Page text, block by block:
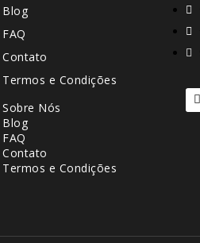
Blog
FAQ
Contato
Termos e Condições
Sobre Nós
Blog
FAQ
Contato
Termos e Condições